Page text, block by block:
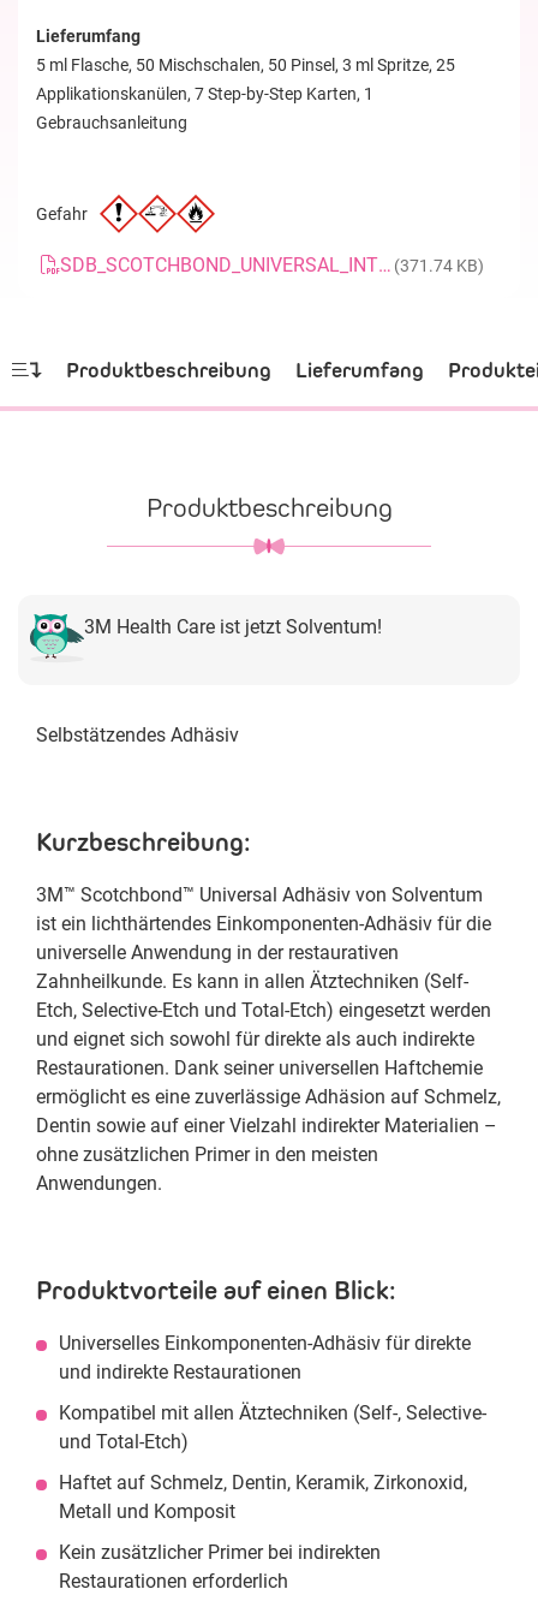
Lieferumfang
5 ml Flasche, 50 Mischschalen, 50 Pinsel, 3 ml Spritze, 25
Applikationskanülen, 7 Step-by-Step Karten, 1
Gebrauchsanleitung
Gefahr
SDB_SCOTCHBOND_UNIVERSAL_INTROKIT_20190221_DE (371.74 KB)
Produktbeschreibung Lieferumfang
Produktbeschreibung
3M Health Care ist jetzt Solventum!
Selbstätzendes Adhäsiv
Kurzbeschreibung:
3M™ Scotchbond™ Universal Adhäsiv von Solventum
ist ein lichthärtendes Einkomponenten-Adhäsiv für die
universelle Anwendung in der restaurativen
Zahnheilkunde. Es kann in allen Ätztechniken (Self-
Etch, Selective-Etch und Total-Etch) eingesetzt werden
und eignet sich sowohl für direkte als auch indirekte
Restaurationen. Dank seiner universellen Haftchemie
ermöglicht es eine zuverlässige Adhäsion auf Schmelz,
Dentin sowie auf einer Vielzahl indirekter Materialien –
ohne zusätzlichen Primer in den meisten
Anwendungen.
Produktvorteile auf einen Blick:
Universelles Einkomponenten-Adhäsiv für direkte
und indirekte Restaurationen
Kompatibel mit allen Ätztechniken (Self-, Selective-
und Total-Etch)
Haftet auf Schmelz, Dentin, Keramik, Zirkonoxid,
Metall und Komposit
Kein zusätzlicher Primer bei indirekten
Restaurationen erforderlich